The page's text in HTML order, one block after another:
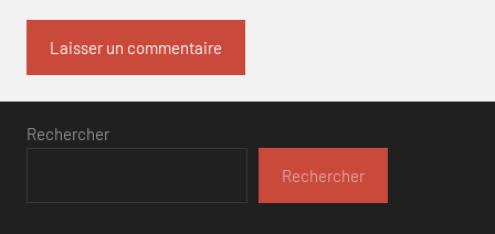
Rechercher
Rechercher